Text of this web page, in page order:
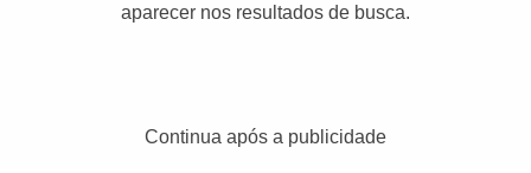
aparecer nos resultados de busca.
Continua após a publicidade